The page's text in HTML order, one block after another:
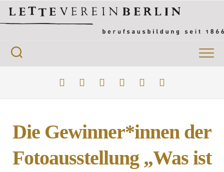
content
Die Gewinner*innen der
Fotoausstellung „Was ist